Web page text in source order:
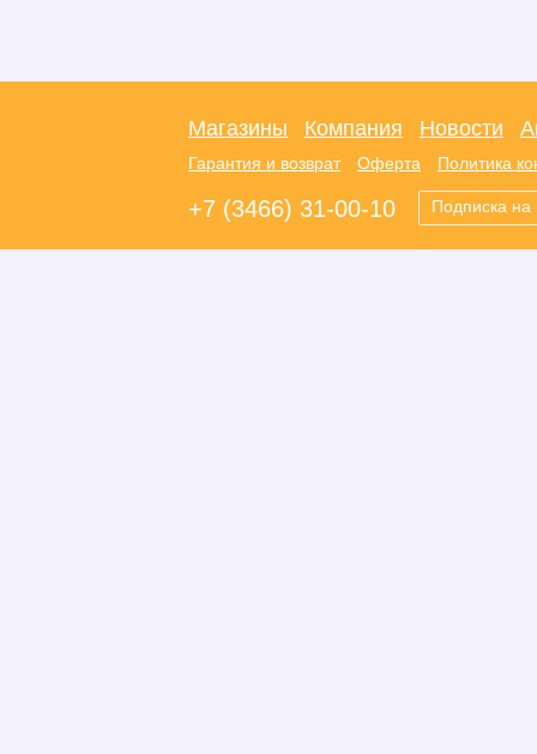
Магазины Компания Новости
Гарантия и возврат Оферта Политика
+7 (3466) 31-00-10 Подписка на